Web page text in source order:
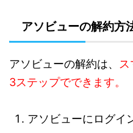
アソビューの解約方
アソビューの解約は、 ス
3ステップでできます。
アソビューにログイ